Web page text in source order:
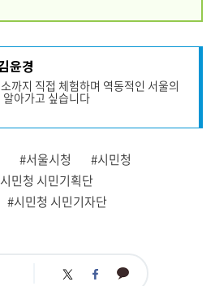
윤경
까지 직접 체험하며 역동적인 서울의
아가고 싶습니다
#서울시청
#시민청
민청 시민기획단
#시민청 시민기자단
트 페 카